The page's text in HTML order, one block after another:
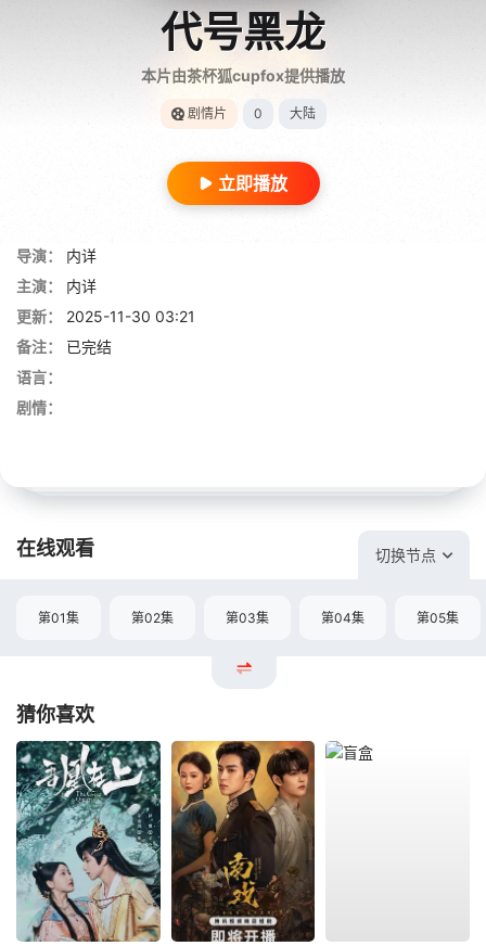
代号黑龙
本片由茶杯狐cupfox提供播放
剧情片 0 大陆
立即播放
导演：
内详
主演：
内详
更新：
2025-11-30 03:21
备注：
已完结
语言：
剧情：
在线观看 切换节点
第01集 第02集 第03集 第04集 第05集
猜你喜欢